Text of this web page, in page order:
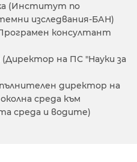
(Институт по
изследвания-БАН)
консултант
на ПС "Науки за
директор на
среда към
среда и водите)